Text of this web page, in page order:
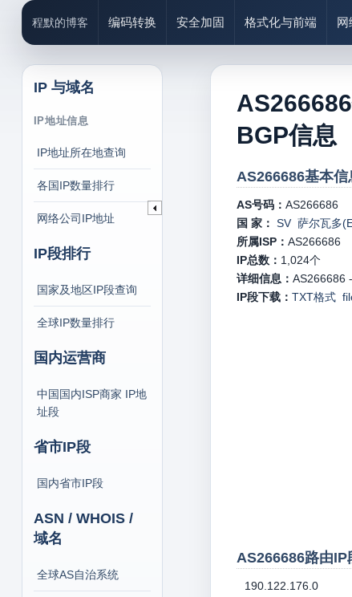
程默的博客 编码转换 安全加固 格式化与前端 网
IP 与域名
IP地址信息
IP地址所在地查询
各国IP数量排行
网络公司IP地址
IP段排行
国家及地区IP段查询
全球IP数量排行
国内运营商
中国国内ISP商家 IP地
址段
省市IP段
国内省市IP段
ASN / WHOIS /
域名
全球AS自治系统
BGP信息
AS266686基本信
AS号码： AS266686
国 家： SV 萨尔瓦多
所属ISP： AS266686
IP总数： 1,024个
详细信息： AS266686
IP段下载： TXT格式
AS266686路由
190.122.176.0